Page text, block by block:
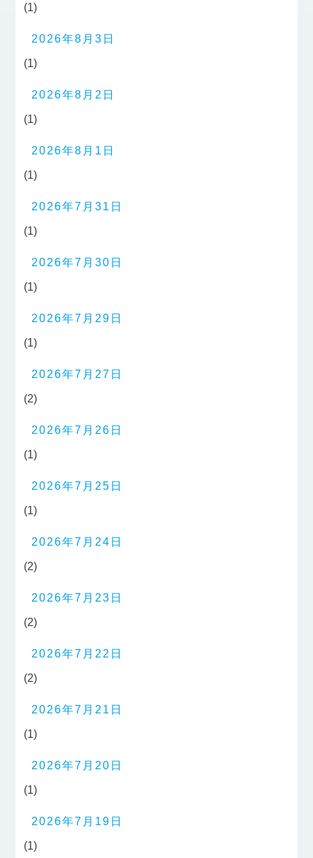
(1)
2026年8月3日
(1)
2026年8月2日
(1)
2026年8月1日
(1)
2026年7月31日
(1)
2026年7月30日
(1)
2026年7月29日
(1)
2026年7月27日
(2)
2026年7月26日
(1)
2026年7月25日
(1)
2026年7月24日
(2)
2026年7月23日
(2)
2026年7月22日
(2)
2026年7月21日
(1)
2026年7月20日
(1)
2026年7月19日
(1)